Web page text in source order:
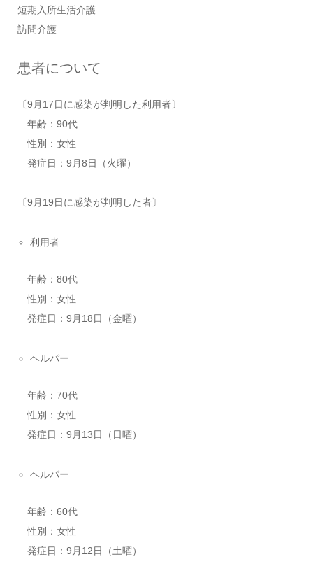
短期入所生活介護
訪問介護
患者について
〔9月17日に感染が判明した利用者〕
年齢：90代
性別：女性
発症日：9月8日（火曜）
〔9月19日に感染が判明した者〕
利用者
年齢：80代
性別：女性
発症日：9月18日（金曜）
ヘルパー
年齢：70代
性別：女性
発症日：9月13日（日曜）
ヘルパー
年齢：60代
性別：女性
発症日：9月12日（土曜）